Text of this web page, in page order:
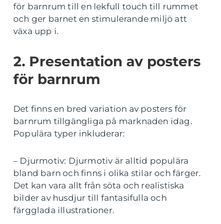
för barnrum till en lekfull touch till rummet
och ger barnet en stimulerande miljö att
växa upp i.
2. Presentation av posters
för barnrum
Det finns en bred variation av posters för
barnrum tillgängliga på marknaden idag.
Populära typer inkluderar:
– Djurmotiv: Djurmotiv är alltid populära
bland barn och finns i olika stilar och färger.
Det kan vara allt från söta och realistiska
bilder av husdjur till fantasifulla och
färgglada illustrationer.